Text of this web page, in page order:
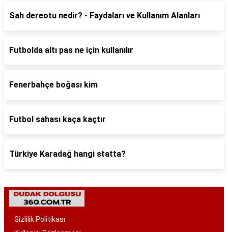
Sah dereotu nedir? - Faydaları ve Kullanım Alanları
Futbolda altı pas ne için kullanılır
Fenerbahçe boğası kim
Futbol sahası kaça kaçtır
Türkiye Karadağ hangi statta?
Gizlilik Politikası